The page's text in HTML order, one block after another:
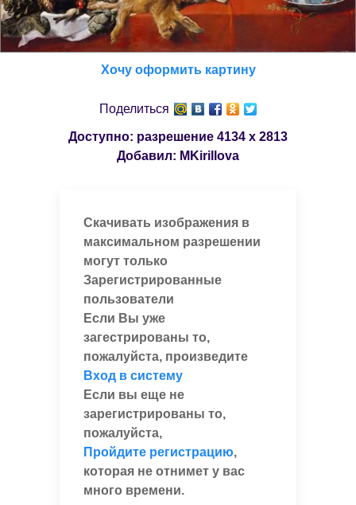
Хочу оформить картину
Поделиться
Доступно: разрешение 4134 x 2813
Добавил: MKirillova
Скачивать изображения в
максимальном разрешении
могут только
Зарегистрированные
пользователи
Если Вы уже
загестрированы то,
пожалуйста, произведите
Вход в систему
Если вы еще не
зарегистрированы то,
пожалуйста,
Пройдите регистрацию,
которая не отнимет у вас
много времени.